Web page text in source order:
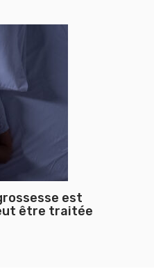
est
être traitée